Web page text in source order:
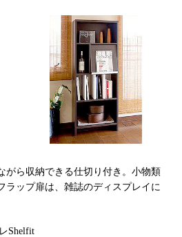
がら収納できる仕切り付き。小物類
ラップ扉は、雑誌のディスプレイに
Shelfit